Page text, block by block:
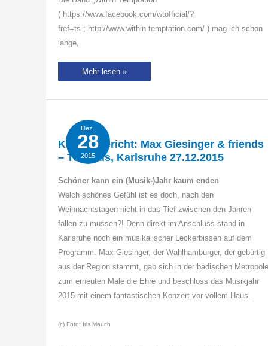
( https://www.facebook.com/wtofficial/?
fref=ts ; http://www.within-temptation.com/ ) mag ich schon
lange,
Within
Festival
Mehr lesen »
Dez.
28
2015
Konzertbericht: Max Giesinger & friends
– Tollhaus, Karlsruhe 27.12.2015
Schöner kann ein (Musik-)Jahr kaum enden
Welch schönes Gefühl ist es doch, nach den
Weihnachtstagen nicht in das Tief zwischen den Jahren
fallen zu müssen?! Denn direkt im Anschluss stand in
Karlsruhe noch ein musikalischer Leckerbissen auf dem
Programm: Max Giesinger, der Wahlhamburger, der gebürtig
aus der Region stammt, gab sich in der badischen Metropole
zum erneuten Male die Ehre und beschloss das Musikjahr
2015 mit einem fantastischen Konzert vor vollem Haus.
(c) Foto: Iris Mauch